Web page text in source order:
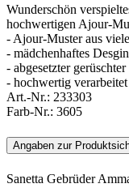
Wunderschön
hochwertigen Ajour-
- Ajour-Muster aus
- mädchenhaftes
- abgesetzter
- hochwertig
Art.-Nr.: 233303
Farb-Nr.: 3605
Angaben zur
Sanetta Gebrüder